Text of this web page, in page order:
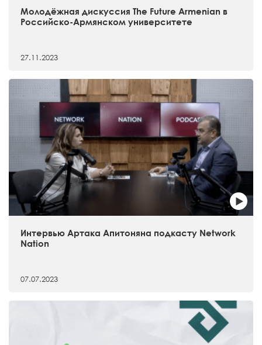
Молодёжная дискуссия The Future Armenian в
Российско-Армянском университете
27.11.2023
Интервью Артака Апитоняна подкасту Network
Nation
07.07.2023